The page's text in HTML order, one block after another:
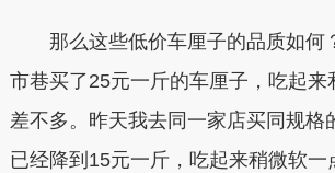
那么这些低价车厘子的品质如何
市巷买了25元一斤的车厘子，吃起来
差不多。昨天我去同一家店买同规格
已经降到15元一斤，吃起来稍微软一